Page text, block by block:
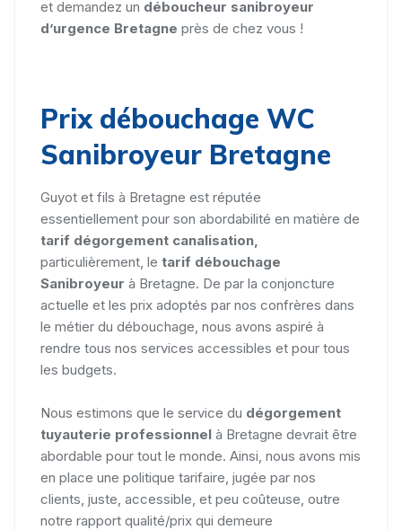
et demandez un déboucheur sanibroyeur
d’urgence Bretagne près de chez vous !
Prix débouchage WC
Sanibroyeur Bretagne
Guyot et fils à Bretagne est réputée
essentiellement pour son abordabilité en matière de
tarif dégorgement canalisation,
particulièrement, le tarif débouchage
Sanibroyeur à Bretagne. De par la conjoncture
actuelle et les prix adoptés par nos confrères dans
le métier du débouchage, nous avons aspiré à
rendre tous nos services accessibles et pour tous
les budgets.
Nous estimons que le service du dégorgement
tuyauterie professionnel à Bretagne devrait être
abordable pour tout le monde. Ainsi, nous avons mis
en place une politique tarifaire, jugée par nos
clients, juste, accessible, et peu coûteuse, outre
notre rapport qualité/prix qui demeure